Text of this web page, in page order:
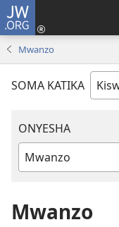
JW.ORG
Mwanzo
SOMA KATIKA
ONYESHA
Vitabu
Biblia
Mwanzo